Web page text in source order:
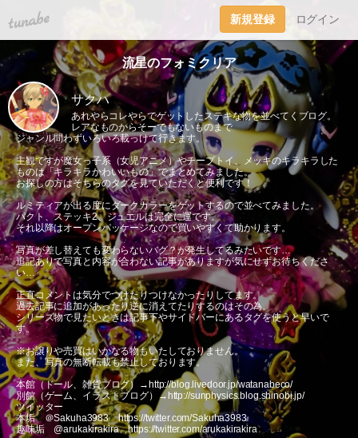
tuna.be 新規登録 ログイン
流星のフォミクリア
サクハ
あれやらコレやらでゲットしたステキな物を並べてくブログ。
レアなものからそーでもないものまで
ジャンル問わずいろいろ載っけて行きます。
主観ですが魔女っ子系（女児アニメ）やチープトイ、メッキのキラキラした
ものは「キラキラかわいいもの」でまとめてみました。
お探しの方はそちらのタグを見ていただくと便利です！
ルミティアが出る度にダークカラーをゲットするので並べてみました。
パクト、ステッキ2、ジュエルは完全に運です。
それ以降はオープンパッケージなので買いやすくて助かります。
写真が差し替えても変わらないバグ？が発生してるみたいです…
追記ありで写真と内容が合わない記事がありますが気にせずお待ちくださ
い…
正直コメントは気分でつけたりつけなかったりしてます。
過去記事に追加があったり逆に消えてたりするのはその為。
シリーズ物で見たいときは記事下やサイドバーにあるタグを使うと早いで
す。
※お譲りや売買はいかなる物もいたしておりません。
また、写真の無断転載も禁止しております。
本館（ドール、雑貨ブログ）→ http://blog.livedoor.jp/watanabeco/
別館（ゲーム、イラストブログ）→ http://sunphysics.blog.shinobi.jp/
ツイッター
本垢 ＠Sakuha3983https://twitter.com/Sakuha3983
趣味垢 @arukakirakirahttps://twitter.com/arukakirakira